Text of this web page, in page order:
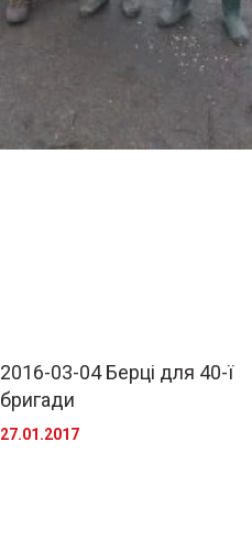
2016-03-04 Берці для 40-ї
бригади
27.01.2017